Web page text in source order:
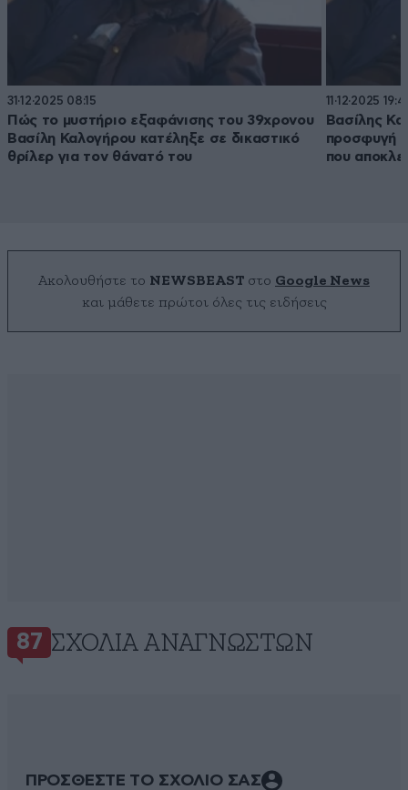
31·12·2025 08:15
Πώς το μυστήριο εξαφάνισης του 39χρονου
Βασίλη Καλογήρου κατέληξε σε δικαστικό
θρίλερ για τον θάνατό του
11·12·2025
Βασίλης
προσφυγή
που
Ακολουθήστε το NEWSBEAST στο Google News
και μάθετε πρώτοι όλες τις ειδήσεις
87 ΣΧΌΛΙΑ ΑΝΑΓΝΩΣΤΏΝ
ΠΡΟΣΘΕΣΤΕ ΤΟ ΣΧΟΛΙΟ ΣΑΣ